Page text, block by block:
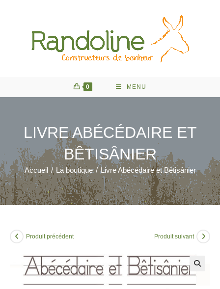
0 MENU
LIVRE ABÉCÉDAIRE ET
BÊTISÂNIER
Accueil / La boutique / Livre Abécédaire et Bêtisânier
Produit précédent Produit suivant
🔍